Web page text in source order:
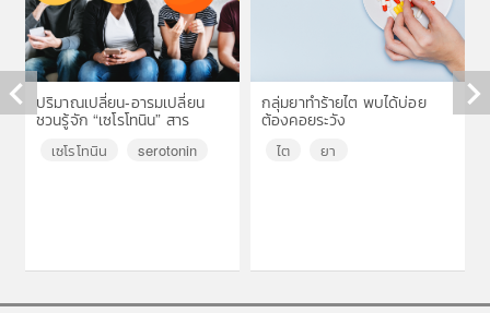
ปริมาณเปลี่ยน-อารมเปลี่ยน
ชวนรู้จัก “เซโรโทนิน” สาร
สำคัญในสมอง
เซโรโทนิน serotonin
กลุ่มยาทำร้ายไต พบได้บ่อย
ต้องคอยระวัง
ไต ยา